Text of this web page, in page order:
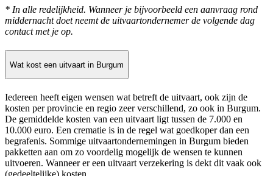
* In alle redelijkheid. Wanneer je bijvoorbeeld een aanvraag rond
middernacht doet neemt de uitvaartondernemer de volgende dag
contact met je op.
Wat kost een uitvaart in Burgum
Iedereen heeft eigen wensen wat betreft de uitvaart, ook zijn de
kosten per provincie en regio zeer verschillend, zo ook in Burgum.
De gemiddelde kosten van een uitvaart ligt tussen de 7.000 en
10.000 euro. Een crematie is in de regel wat goedkoper dan een
begrafenis. Sommige uitvaartondernemingen in Burgum bieden
pakketten aan om zo voordelig mogelijk de wensen te kunnen
uitvoeren. Wanneer er een uitvaart verzekering is dekt dit vaak ook